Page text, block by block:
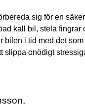
sig för en
kall bil, stela fingrar
bilen i tid med det
slippa onödigt